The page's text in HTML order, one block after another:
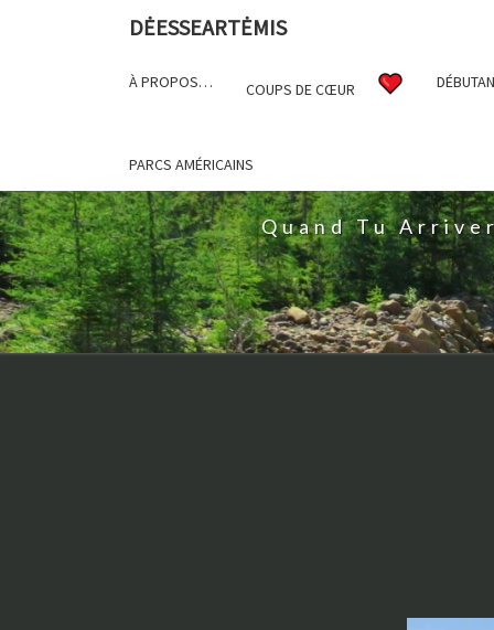
DĖESSEARTĖMIS
À PROPOS… COUPS DE CŒUR
PARCS AMÉRICAINS
Quand Tu